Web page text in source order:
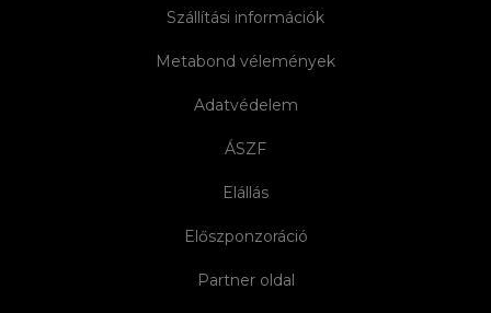
Szállítási információk
Metabond vélemények
Adatvédelem
ÁSZF
Elállás
Előszponzoráció
Partner oldal